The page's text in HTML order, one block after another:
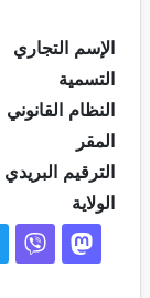
الإسم التجاري
التسمية
النظام القانوني
المقر
الترقيم البريدي
الولاية